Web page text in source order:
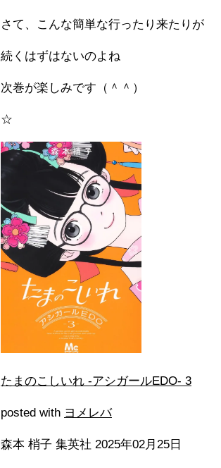
さて、こんな簡単な行ったり来たりが
続くはずはないのよね
次巻が楽しみです（＾＾）
☆
たまのこしいれ -アシガールEDO- 3
posted with ヨメレバ
森本 梢子 集英社 2025年02月25日